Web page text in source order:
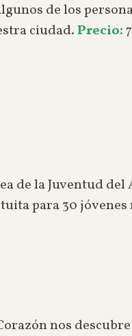
de los
ciudad.Precio:
de la Juventud
para 30 jóvenes
nos